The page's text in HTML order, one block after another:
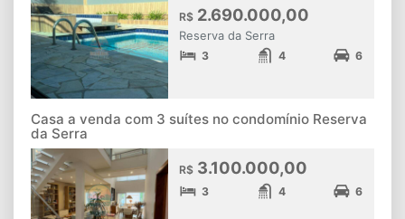
R$ 2.690.000,00
Reserva da Serra
3 4 6
Casa a venda com 3 suítes no condomínio Reserva
da Serra
R$ 3.100.000,00
3 4 6